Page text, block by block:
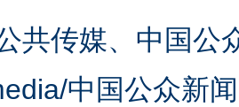
共传媒、中国公
中国公众新